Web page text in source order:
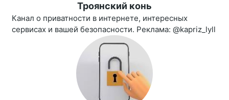
Троянский конь
Канал о приватности в интернете, интересных
сервисах и вашей безопасности. Реклама: @kapriz_lyll